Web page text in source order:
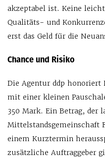
akzeptabel ist. Keine
Qualitäts- und
erst das Geld für die
Chance und Risiko
Die Agentur ddp honoriert
mit einer kleinen
350 Mark. Ein Betrag, der
Mittelstandsgemeinschaft
einem Kurztermin
zusätzliche Auftraggeber